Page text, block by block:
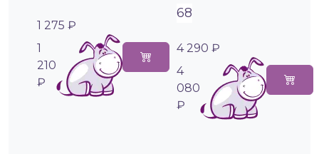
1 275 ₽
1
210
₽
68
4 290 ₽
4
080
₽